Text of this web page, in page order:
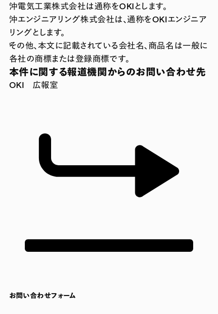
沖電気工業株式会社は通称をOKIとします。
沖エンジニアリング株式会社は、通称をOKIエンジニア
リングとします。
その他、本文に記載されている会社名、商品名は一般に
各社の商標または登録商標です。
本件に関する報道機関からのお問い合わせ先
OKI 広報室
お問い合わせフォーム